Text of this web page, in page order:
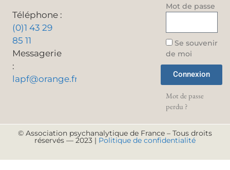
Téléphone :
(0)1 43 29
85 11
Messagerie
:
lapf@orange.fr
Mot de passe
Se souvenir
de moi
Connexion
Mot de passe
perdu ?
© Association psychanalytique de France – Tous droits
réservés — 2023 | Politique de confidentialité